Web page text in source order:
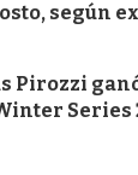
según
Pirozzi
Series